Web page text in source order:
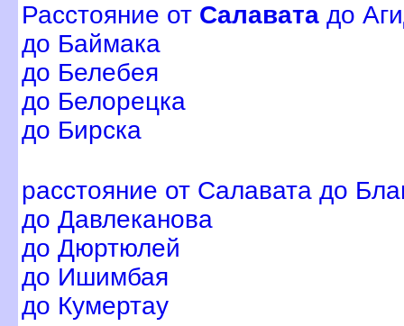
Расстояние от Салавата до
до Баймака
до Белебея
до Белорецка
до Бирска
расстояние от Салавата до
до Давлеканова
до Дюртюлей
до Ишимбая
до Кумертау